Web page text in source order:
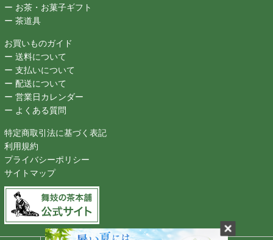
ー お茶・お菓子ギフト
ー 茶道具
お買いものガイド
ー 送料について
ー 支払いについて
ー 配送について
ー 営業日カレンダー
ー よくある質問
特定商取引法に基づく表記
利用規約
プライバシーポリシー
サイトマップ